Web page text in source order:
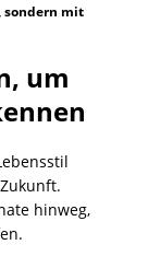
sondern mit
um
hinweg,